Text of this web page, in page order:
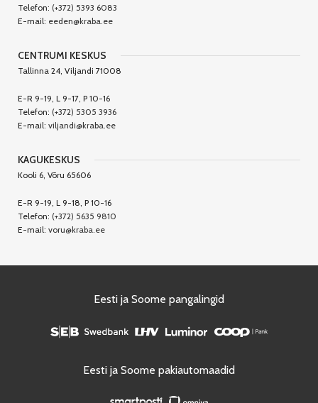
Telefon: (+372) 5393 6083
E-mail: eeden@kraba.ee
CENTRUMI KESKUS
Tallinna 24, Viljandi 71008
E-R 9-19, L 9-17, P 10-16
Telefon: (+372) 5305 3936
E-mail: viljandi@kraba.ee
KAGUKESKUS
Kooli 6, Võru 65606
E-R 9-19, L 9-18, P 10-16
Telefon: (+372) 5635 9810
E-mail: voru@kraba.ee
Eesti ja Soome pangalingid
Eesti ja Soome pakiautomaadid